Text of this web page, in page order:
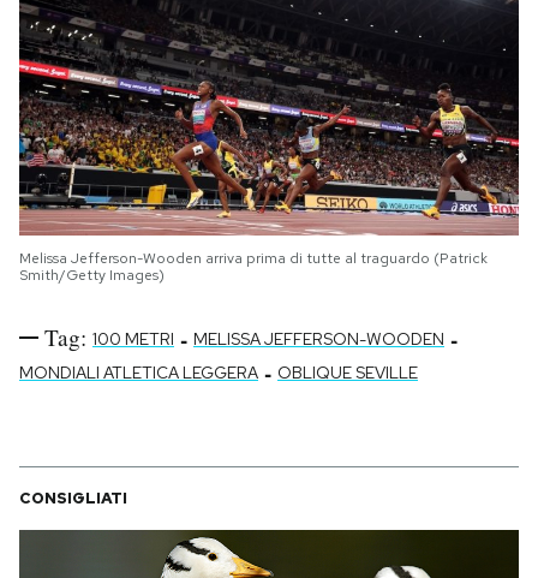
Melissa Jefferson-Wooden arriva prima di tutte al traguardo (Patrick
Smith/Getty Images)
Tag: 100 METRI - MELISSA JEFFERSON-WOODEN -
MONDIALI ATLETICA LEGGERA - OBLIQUE SEVILLE
CONSIGLIATI